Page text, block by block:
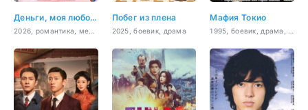
Деньги, моя любовь Побег из плена
2025, боевик, драма
Мафия Токио